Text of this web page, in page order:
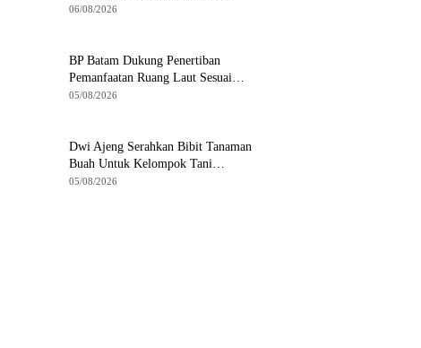
06/08/2026
BP Batam Dukung Penertiban
Pemanfaatan Ruang Laut Sesuai
Ketentuan Perundang-undangan
05/08/2026
Dwi Ajeng Serahkan Bibit Tanaman
Buah Untuk Kelompok Tani
Tanjungpinang
05/08/2026